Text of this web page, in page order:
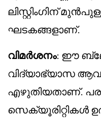
ലിസ്റ്റിംഗിന്
ഘടകങ്ങളാണ്.
വിമർശനം: ഈ
വിദ്യാഭ്യാസ
എഴുതിയതാണ്.
സെക്യൂരിറ്റികൾ